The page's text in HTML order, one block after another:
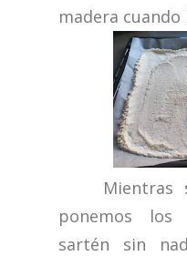
madera cuando
Mientras
ponemos
sartén sin